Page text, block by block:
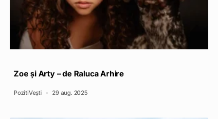
Zoe și Arty – de Raluca Arhire
PozitiVești 29 aug. 2025